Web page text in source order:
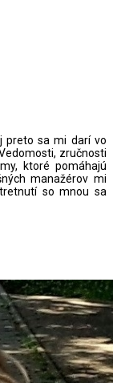
preto sa mi darí vo
zručnosti
ktoré pomáhajú
manažérov mi
so mnou sa